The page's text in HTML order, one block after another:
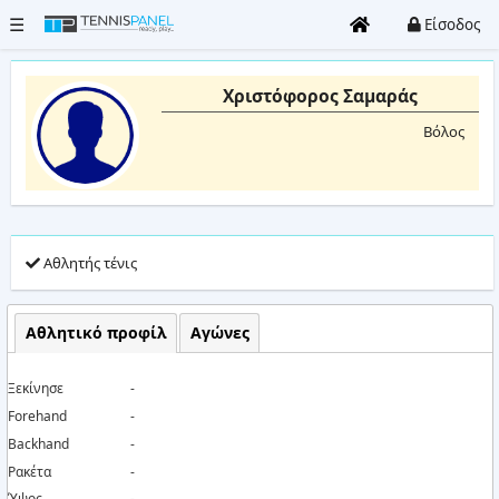
☰ Είσοδος
Όλα
γήπεδα
Τουρνουά
Είσοδος
/
Εγγραφή
Καταχώρηση
Club
Χριστόφορος Σαμαράς
Βόλος
Αθλητής τένις
Αθλητικό προφίλ Αγώνες
Ξεκίνησε
-
Forehand
-
Backhand
-
Ρακέτα
-